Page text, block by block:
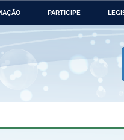
PARTICIPE
Ministério da Economia
e dos Direitos Humanos
Planalto